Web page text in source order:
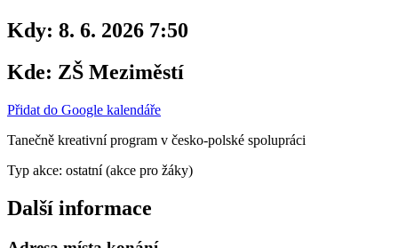
Kdy: 8. 6. 2026 7:50
Kde: ZŠ Meziměstí
Přidat do Google kalendáře
Tanečně kreativní program v česko-polské spolupráci
Typ akce: ostatní (akce pro žáky)
Další informace